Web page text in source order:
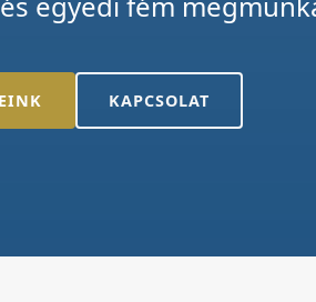
KAPCSOLAT